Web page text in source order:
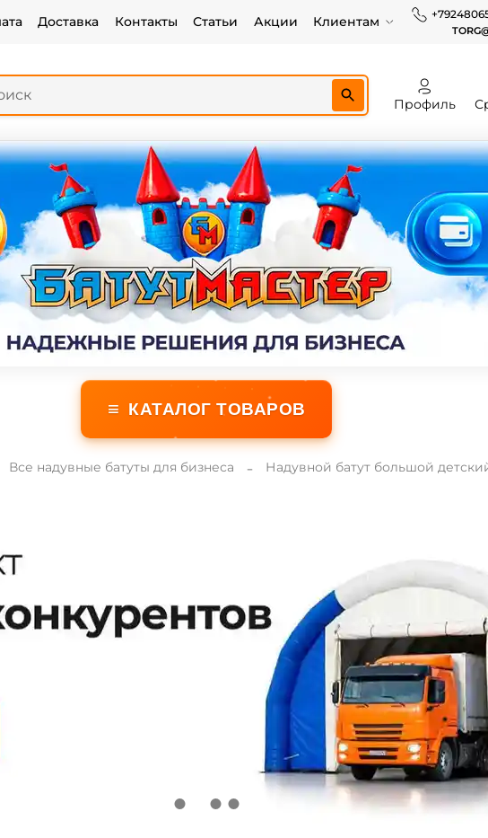
Доставка Контакты Статьи Акции Клиентам
Профиль
≡ КАТАЛОГ ТОВАРОВ
Все надувные батуты для бизнеса Надувной батут большой